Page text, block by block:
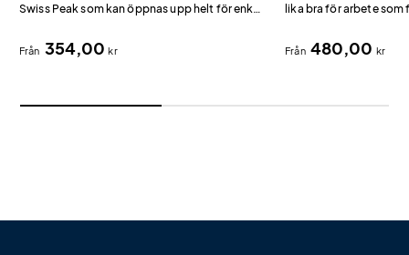
Swiss Peak som kan öppnas upp helt för enkel
Från 354,00kr
lika bra för arbete
Från 480,00 kr